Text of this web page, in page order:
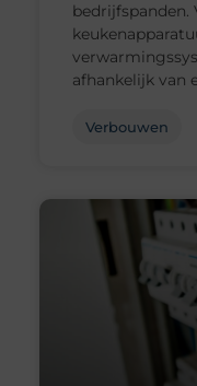
bedrijfspanden.
afhankelijk van
Verbouwen